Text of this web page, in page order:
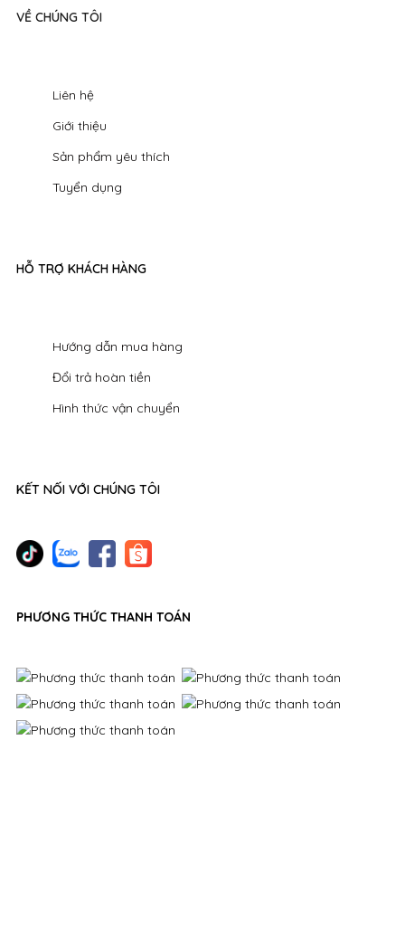
VỀ CHÚNG TÔI
Liên hệ
Giới thiệu
Sản phẩm yêu thích
Tuyển dụng
HỖ TRỢ KHÁCH HÀNG
Hướng dẫn mua hàng
Đổi trả hoàn tiền
Hình thức vận chuyển
KẾT NỐI VỚI CHÚNG TÔI
PHƯƠNG THỨC THANH TOÁN